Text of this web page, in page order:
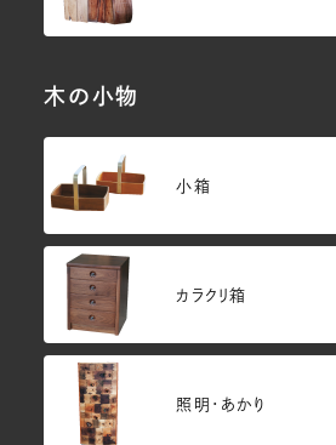
木の小物
小箱
カラクリ箱
照明・あかり